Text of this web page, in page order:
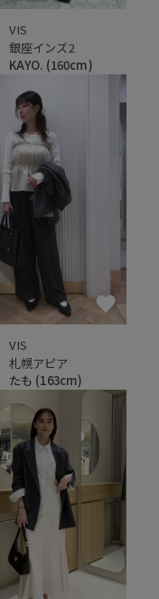
VIS
銀座インズ2
KAYO. (160cm)
VIS
札幌アピア
たも (163cm)